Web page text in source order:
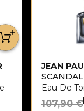
JEAN
Eau De
107,90 €